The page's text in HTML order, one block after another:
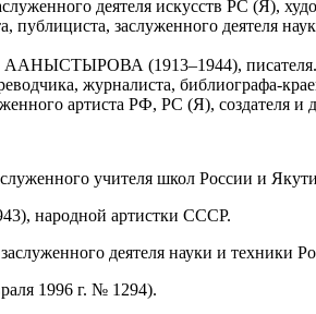
деятеля искусств РС (Я),
заслуженного деятеля
(1913–1944), писателя.
журналиста, библиографа-
артиста РФ, РС (Я), создателя и
учителя школ России и Якутии,
народной артистки СССР.
деятеля науки и техники
1996 г. № 1294).